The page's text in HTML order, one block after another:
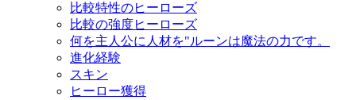
比較特性のヒーローズ
比較の強度ヒーローズ
何を主人公に人材を"ルーンは魔法の力です。
進化経験
スキン
ヒーロー獲得